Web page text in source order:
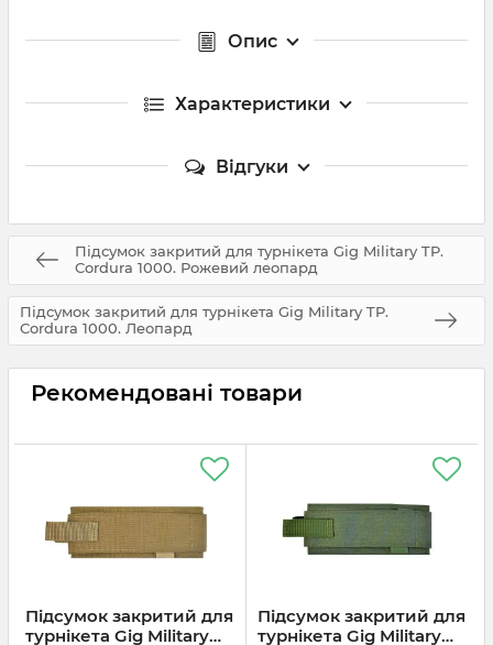
Опис
Характеристики
Відгуки
Підсумок закритий для турнікета Gig Military TP.
Cordura 1000. Рожевий леопард
Підсумок закритий для турнікета Gig Military TP.
Cordura 1000. Леопард
Рекомендовані товари
Підсумок закритий для
турнікета Gig Military
Підсумок закритий для
турнікета Gig Military